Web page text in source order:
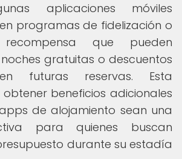
aplicaciones móviles
programas de fidelización o
que pueden
gratuitas o descuentos
futuras reservas. Esta
beneficios adicionales
de alojamiento sean una
para quienes buscan
durante su estadía